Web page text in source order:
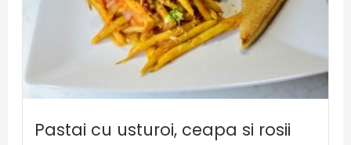
Pastai cu usturoi, ceapa si rosii